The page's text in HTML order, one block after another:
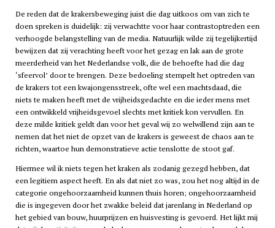
De reden dat de krakersbeweging juist die dag uitkoos om van zich te
doen spreken is duidelijk: zij verwachtte voor haar contrastoptreden een
verhoogde belangstelling van de media. Natuurlijk wilde zij tegelijkertijd
bewijzen dat zij verachting heeft voor het gezag en lak aan de grote
meerderheid van het Nederlandse volk, die de behoefte had die dag
‘sfeervol’ door te brengen. Deze bedoeling stempelt het optreden van
de krakers tot een kwajongensstreek, ofte wel een machtsdaad, die
niets te maken heeft met de vrijheidsgedachte en die ieder mens met
een ontwikkeld vrijheidsgevoel slechts met kritiek kon vervullen. En
deze milde kritiek geldt dan voor het geval wij zo welwillend zijn aan te
nemen dat het niet de opzet van de krakers is geweest de chaos aan te
richten, waartoe hun demonstratieve actie tenslotte de stoot gaf.
Hiermee wil ik niets tegen het kraken als zodanig gezegd hebben, dat
een legitiem aspect heeft. En als dat niet zo was, zou het nog altijd in de
categorie ongehoorzaamheid kunnen thuis horen; ongehoorzaamheid
die is ingegeven door het zwakke beleid dat jarenlang in Nederland op
het gebied van bouw, huurprijzen en huisvesting is gevoerd. Het lijkt mij